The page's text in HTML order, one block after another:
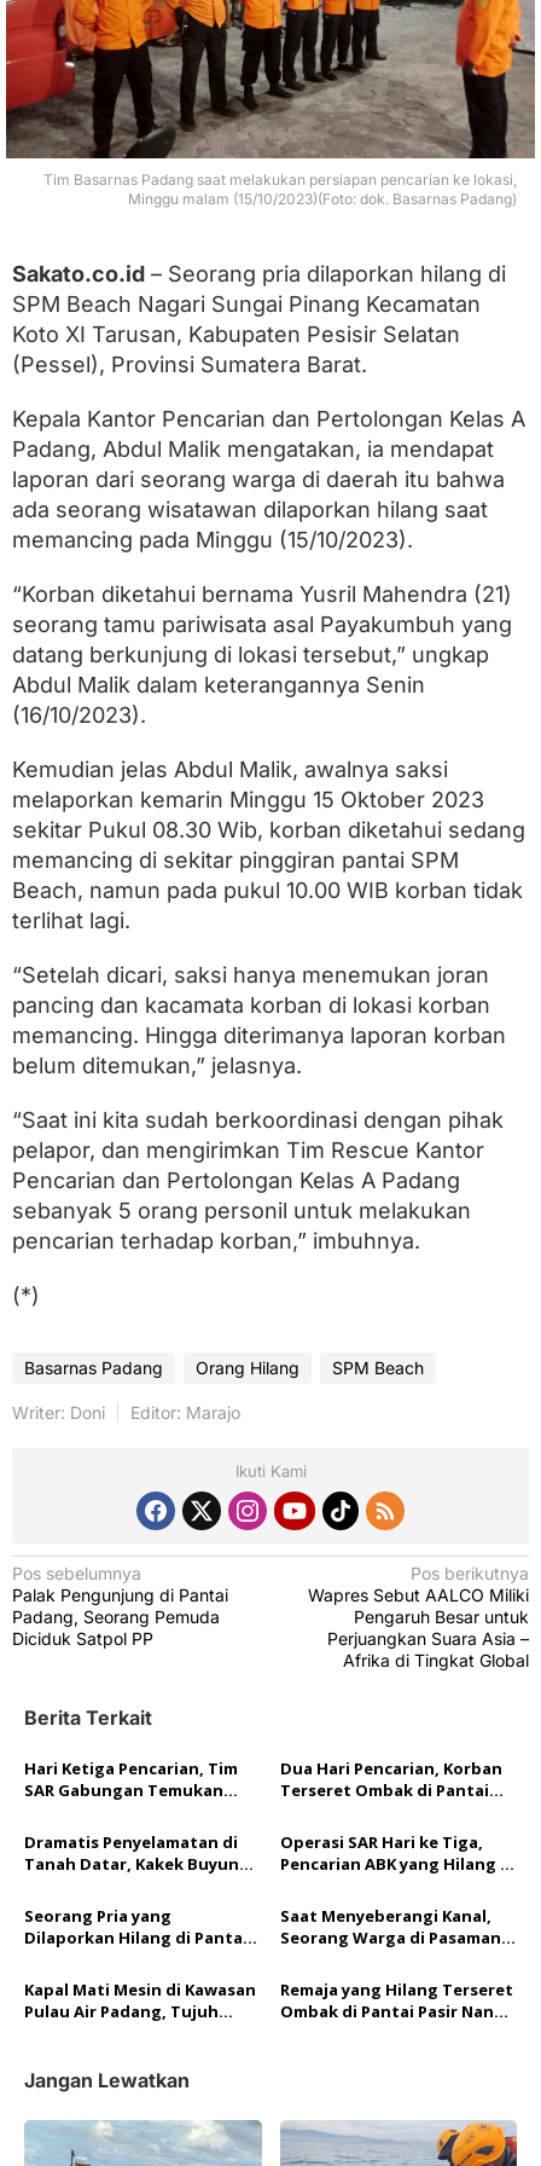
p
o
r
k
a
n
H
i
l
S
a
a
t
M
m
n
c
n
g
i
S
P
M
B
e
h
P
e
s
e
Tim Basarnas Padang saat melakukan persiapan pencarian ke lokasi,
Minggu malam (15/10/2023)(Foto: dok. Basarnas Padang)
Sakato.co.id – Seorang pria dilaporkan hilang di
SPM Beach Nagari Sungai Pinang Kecamatan
Koto XI Tarusan, Kabupaten Pesisir Selatan
(Pessel), Provinsi Sumatera Barat.
Kepala Kantor Pencarian dan Pertolongan Kelas A
Padang, Abdul Malik mengatakan, ia mendapat
laporan dari seorang warga di daerah itu bahwa
ada seorang wisatawan dilaporkan hilang saat
memancing pada Minggu (15/10/2023).
“Korban diketahui bernama Yusril Mahendra (21)
seorang tamu pariwisata asal Payakumbuh yang
datang berkunjung di lokasi tersebut,” ungkap
Abdul Malik dalam keterangannya Senin
(16/10/2023).
Kemudian jelas Abdul Malik, awalnya saksi
melaporkan kemarin Minggu 15 Oktober 2023
sekitar Pukul 08.30 Wib, korban diketahui sedang
memancing di sekitar pinggiran pantai SPM
Beach, namun pada pukul 10.00 WIB korban tidak
terlihat lagi.
“Setelah dicari, saksi hanya menemukan joran
pancing dan kacamata korban di lokasi korban
memancing. Hingga diterimanya laporan korban
belum ditemukan,” jelasnya.
“Saat ini kita sudah berkoordinasi dengan pihak
pelapor, dan mengirimkan Tim Rescue Kantor
Pencarian dan Pertolongan Kelas A Padang
sebanyak 5 orang personil untuk melakukan
pencarian terhadap korban,” imbuhnya.
(*)
Basarnas Padang Orang Hilang SPM Beach
Writer: Doni Editor: Marajo
Ikuti Kami
N
a
v
g
s
p
s
Pos sebelumnya
Palak Pengunjung di Pantai
Padang, Seorang Pemuda
Diciduk Satpol PP
Pos berikutnya
Wapres Sebut AALCO Miliki
Pengaruh Besar untuk
Perjuangkan Suara Asia –
Afrika di Tingkat Global
Berita Terkait
Hari Ketiga Pencarian, Tim
SAR Gabungan Temukan
Perairan Mentawai
Dua Hari Pencarian, Korban
Terseret Ombak di Pantai
Ditemukan Tak Bernyawa
Dramatis Penyelamatan di
Tanah Datar, Kakek Buyung
dalam Sumur
Operasi SAR Hari ke Tiga,
Pencarian ABK yang Hilang di
Nihil
Seorang Pria yang
Dilaporkan Hilang di Pantai
Tim SAR Gabungan
Saat Menyeberangi Kanal,
Seorang Warga di Pasaman
Kapal Mati Mesin di Kawasan
Pulau Air Padang, Tujuh
Remaja yang Hilang Terseret
Ombak di Pantai Pasir Nan
Jangan Lewatkan